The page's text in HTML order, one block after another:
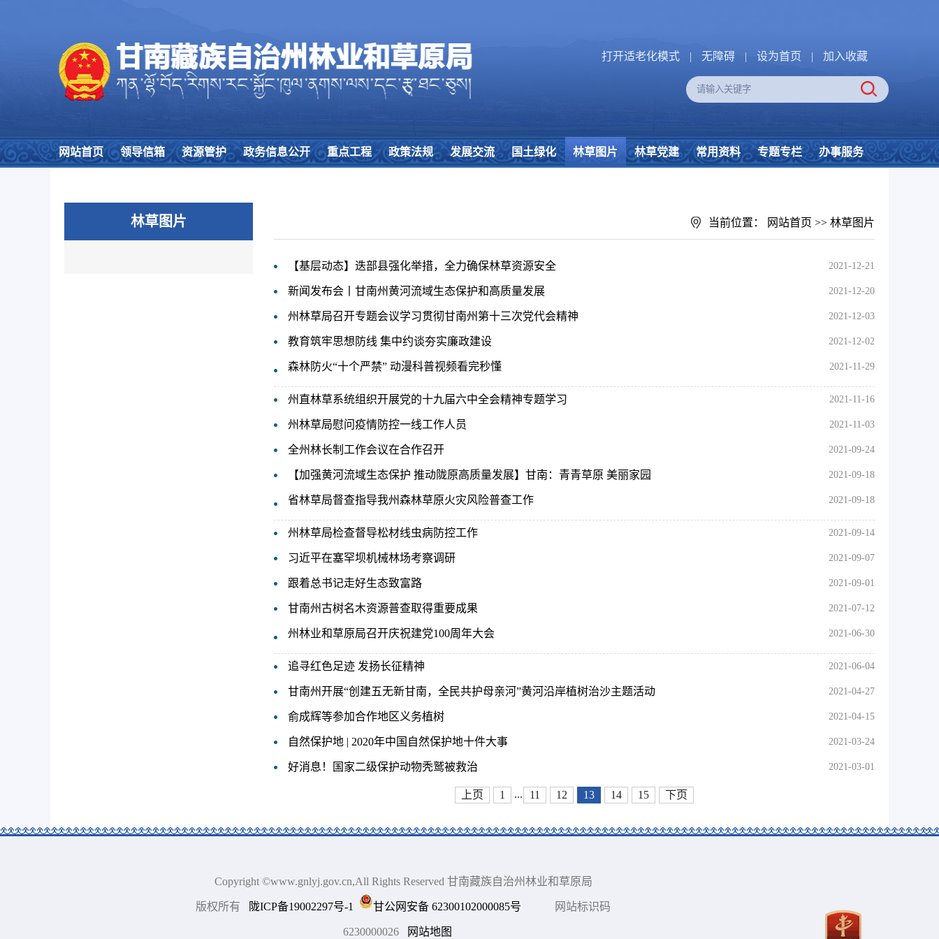
打开适老化模式 | 无障碍 | 设为首页 | 加入收藏
网站首页 领导信箱 资源管护 政务信息公开 重点工程 政策法规 发展交流 国土绿化 林草图片 林草党建 常用资料 专题专栏 办事服务
林草图片 当前位置： 网站首页 >> 林草图片
【基层动态】迭部县强化举措，全力确保林草资源安全 2021-12-21
新闻发布会丨甘南州黄河流域生态保护和高质量发展 2021-12-20
州林草局召开专题会议学习贯彻甘南州第十三次党代会精神 2021-12-03
教育筑牢思想防线 集中约谈夯实廉政建设 2021-12-02
森林防火“十个严禁” 动漫科普视频看完秒懂 2021-11-29
州直林草系统组织开展党的十九届六中全会精神专题学习 2021-11-16
州林草局慰问疫情防控一线工作人员 2021-11-03
全州林长制工作会议在合作召开 2021-09-24
【加强黄河流域生态保护 推动陇原高质量发展】甘南：青青草原 美丽家园 2021-09-18
省林草局督查指导我州森林草原火灾风险普查工作 2021-09-18
州林草局检查督导松材线虫病防控工作 2021-09-14
习近平在塞罕坝机械林场考察调研 2021-09-07
跟着总书记走好生态致富路 2021-09-01
甘南州古树名木资源普查取得重要成果 2021-07-12
州林业和草原局召开庆祝建党100周年大会 2021-06-30
追寻红色足迹 发扬长征精神 2021-06-04
甘南州开展“创建五无新甘南，全民共护母亲河”黄河沿岸植树治沙主题活动 2021-04-27
俞成辉等参加合作地区义务植树 2021-04-15
自然保护地 | 2020年中国自然保护地十件大事 2021-03-24
好消息！国家二级保护动物秃鹫被救治 2021-03-01
上页 1 ... 11 12 13 14 15 下页
Copyright ©www.gnlyj.gov.cn,All Rights Reserved 甘南藏族自治州林业和草原局
版权所有 陇ICP备19002297号-1 甘公网安备 62300102000085号 网站标识码
6230000026 网站地图